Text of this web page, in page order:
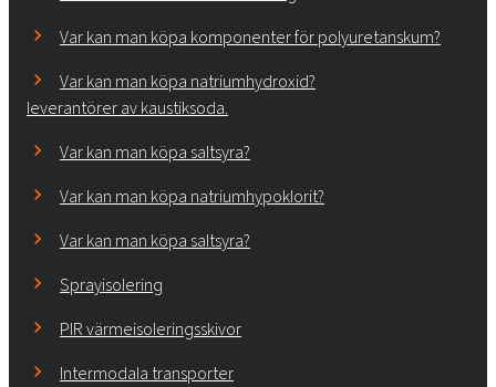
Var kan man köpa komponenter för polyuretanskum?
Var kan man köpa natriumhydroxid?
leverantörer av kaustiksoda.
Var kan man köpa saltsyra?
Var kan man köpa natriumhypoklorit?
Var kan man köpa saltsyra?
Sprayisolering
PIR värmeisoleringsskivor
Intermodala transporter